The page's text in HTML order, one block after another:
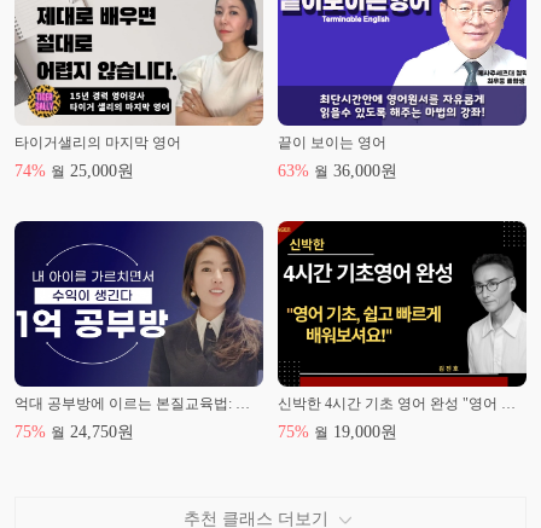
타이거샐리의 마지막 영어
74% 월 25,000원
끝이 보이는 영어
63% 월 36,000원
억대 공부방에 이르는 본질교육법: 초등영문법
75% 월 24,750원
신박한 4시간 기초 영어 완성 "영어 기초, 쉽고 빠르게 배워보셔요!"
75% 월 19,000원
추천 클래스 더보기